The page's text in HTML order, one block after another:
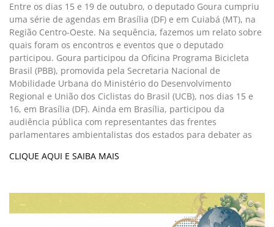
Entre os dias 15 e 19 de outubro, o deputado Goura cumpriu
uma série de agendas em Brasília (DF) e em Cuiabá (MT), na
Região Centro-Oeste. Na sequência, fazemos um relato sobre
quais foram os encontros e eventos que o deputado
participou. Goura participou da Oficina Programa Bicicleta
Brasil (PBB), promovida pela Secretaria Nacional de
Mobilidade Urbana do Ministério do Desenvolvimento
Regional e União dos Ciclistas do Brasil (UCB), nos dias 15 e
16, em Brasília (DF). Ainda em Brasília, participou da
audiência pública com representantes das frentes
parlamentares ambientalistas dos estados para debater as
CLIQUE AQUI E SAIBA MAIS